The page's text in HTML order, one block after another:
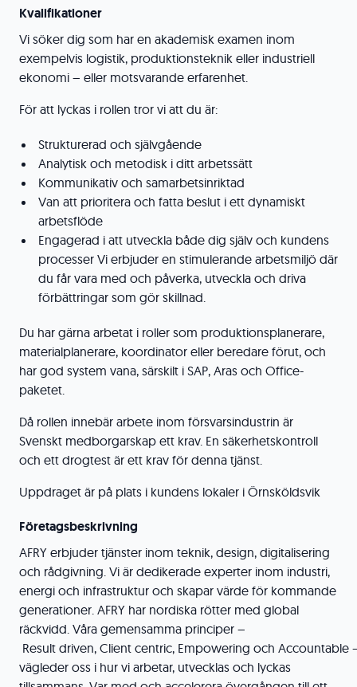
Kvalifikationer
Vi söker dig som har en akademisk examen inom
exempelvis logistik, produktionsteknik eller industriell
ekonomi – eller motsvarande erfarenhet.
För att lyckas i rollen tror vi att du är:
Strukturerad och självgående
Analytisk och metodisk i ditt arbetssätt
Kommunikativ och samarbetsinriktad
Van att prioritera och fatta beslut i ett dynamiskt
arbetsflöde
Engagerad i att utveckla både dig själv och kundens
processer Vi erbjuder en stimulerande arbetsmiljö där
du får vara med och påverka, utveckla och driva
förbättringar som gör skillnad.
Du har gärna arbetat i roller som produktionsplanerare,
materialplanerare, koordinator eller beredare förut, och
har god system vana, särskilt i SAP, Aras och Office-
paketet.
Då rollen innebär arbete inom försvarsindustrin är
Svenskt medborgarskap ett krav. En säkerhetskontroll
och ett drogtest är ett krav för denna tjänst.
Uppdraget är på plats i kundens lokaler i Örnsköldsvik
Företagsbeskrivning
AFRY erbjuder tjänster inom teknik, design, digitalisering
och rådgivning. Vi är dedikerade experter inom industri,
energi och infrastruktur och skapar värde för kommande
generationer. AFRY har nordiska rötter med global
räckvidd. Våra gemensamma principer –
Result driven, Client centric, Empowering och Accountable
vägleder oss i hur vi arbetar, utvecklas och lyckas